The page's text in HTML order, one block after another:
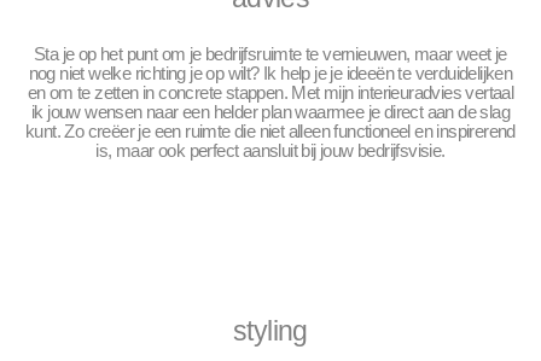
Sta je op het punt om je bedrijfsruimte te vernieuwen, maar weet je
nog niet welke richting je op wilt? Ik help je je ideeën te verduidelijken
en om te zetten in concrete stappen. Met mijn interieuradvies vertaal
ik jouw wensen naar een helder plan waarmee je direct aan de slag
kunt. Zo creëer je een ruimte die niet alleen functioneel en inspirerend
is, maar ook perfect aansluit bij jouw bedrijfsvisie.
styling